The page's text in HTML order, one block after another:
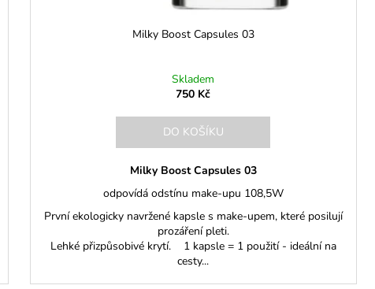
Milky Boost Capsules 03
Skladem
750 Kč
DO KOŠÍKU
Milky Boost Capsules 03
odpovídá odstínu make-upu 108,5W
První ekologicky navržené kapsle s make-upem, které posilují
prozáření pleti.
Lehké přizpůsobivé krytí. 1 kapsle = 1 použití - ideální na
cesty...